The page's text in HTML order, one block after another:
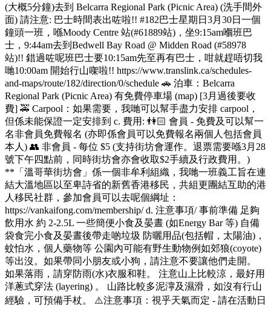
(大概5分鐘)去到 Belcarra Regional Park (Picnic Area) (洗手間外
面) 請注意: 巴士時間表出咗啦!! #182巴士星期日3月30日一個
鐘頭一班，喺Moody Centre 站(#61889站)，坐9:15am嗰班巴
士，9:44am去到Bedwell Bay Road @ Midden Road (#58978
站)!! 錯過咗呢班巴士要10:15am先至再有巴士，咁就趕唔切我
哋10:00am 開始行山㗎啦!! https://www.translink.ca/schedules-
and-maps/route/182/direction/0/schedule 🚗 泊車：Belcarra
Regional Park (Picnic Area) 有免費停車場 (map) [3月過後要收
費] 🚕 Carpool：如果需要，我哋可以幫手盡力安排 carpool，
但係未能保證一定安排到 c. 費用: 👫🏻 會員 - 免費及可以幫一
名非會員免費報名 (亦即係會員可以免費報名兩個人包括會員
本人) 👥 非會員 - 每位 $5 (支持街坊會運作。退票需要喺3月28
號下午四點前，同時街坊會亦會收取$2手續及行政費用。)
**「溫哥華街坊會」係一個非牟利組織，我哋一班義工旨在連
結大溫地區以至卑詩省的新舊香港移民，共組更團結互助的港
人移民社群，參加會員可以去呢個綱址：
https://vankaifong.com/membership/ d. 注意事項/ 事前準備 足夠
飲用水 約 2-2.5L 一些簡便小食及晏晝 (如Energy Bar 等) 自備
袋食完小食及晏晝後帶走啲垃圾 防曬用品(包括帽，太陽油)，
蚊怕水，個人藥物等 公園內可能有野生動物例如郊狼(coyote)
等出沒。如果帶同小朋友或小狗，請注意不要讓他們走開。
如果落雨，請穿防雨(水)衣服和鞋。 注意山上比較涼，最好用
洋蔥式穿法 (layering) 。 山路比較多泥濘及濕滑，如沒有行山
經驗，可預備手杖。 ⚠️注意事項：視乎天氣而定 - 請在活動日